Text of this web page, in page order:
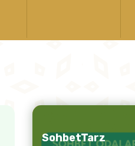
SohbetTarz